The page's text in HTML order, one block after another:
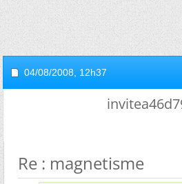
04/08/2008, 12h37
Re : magnetisme